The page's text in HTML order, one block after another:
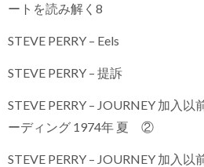
ートを読み解く8
STEVE PERRY – Eels
STEVE PERRY – 提訴
STEVE PERRY – JOURNEY 加入以
ーディング 1974年 夏 ②
STEVE PERRY – JOURNEY 加入以